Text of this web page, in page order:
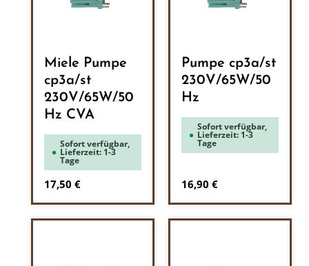
Miele Pumpe
cp3a/st
230V/65W/50
Hz CVA
Sofort verfügbar,
Lieferzeit: 1-3
Tage
Regulärer Preis:
17,50 €
Pumpe cp3a/st
230V/65W/50
Hz
Sofort verfügbar,
Lieferzeit: 1-3
Tage
Regulärer Preis:
16,90 €